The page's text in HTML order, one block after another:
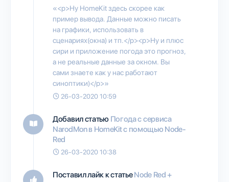
«<p>Ну HomeKit здесь скорее как
пример вывода. Данные можно писать
на графики, использовать в
сценариях(окна) и тп.</p><p>Ну и плюс
сири и приложение погода это прогноз,
а не реальные данные за окном. Вы
сами знаете как у нас работают
синоптики)</p>»
26-03-2020 10:59
Добавил статью Погода с сервиса
NarodMon в HomeKit с помощью Node-
Red
26-03-2020 10:38
Поставил лайк к статьеNode Red +